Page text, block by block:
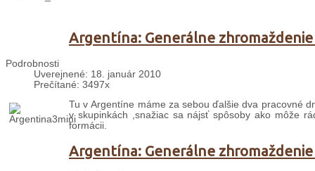
Argentína: Generálne zhromaždenie
Podrobnosti
Uverejnené: 18. január 2010
Prečítané: 3497x
Tu v Argentíne máme za sebou ďalšie dva pracovné
v skupinkách ,snažiac sa nájsť spôsoby ako môže
formácii.
Argentína: Generálne zhromaždenie